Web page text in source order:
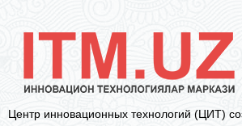
Центр инновационных технологий (ЦИТ)